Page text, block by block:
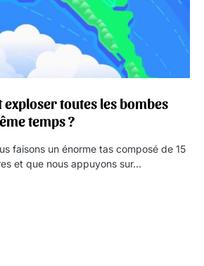
exploser toutes les bombes
temps ?
faisons un énorme tas composé de 15
et que nous appuyons sur…